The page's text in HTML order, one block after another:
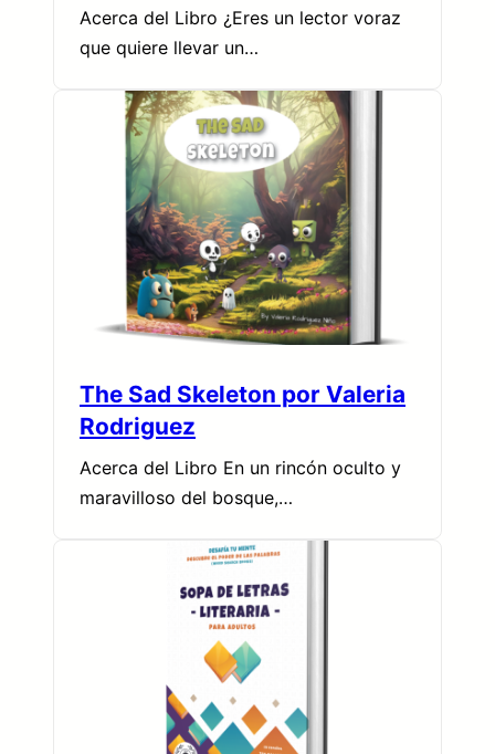
Acerca del Libro ¿Eres un lector voraz
que quiere llevar un…
The Sad Skeleton por Valeria
Rodriguez
Acerca del Libro En un rincón oculto y
maravilloso del bosque,…